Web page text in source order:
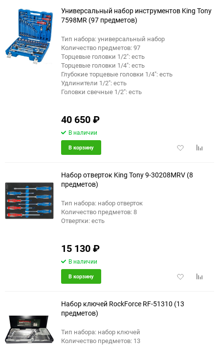
еще 2 фото
Универсальный набор инструментов King Tony
7598MR (97 предметов)
Тип набора: универсальный набор
Количество предметов: 97
Торцевые головки 1/2": есть
Торцевые головки 1/4": есть
Глубокие торцевые головки 1/4": есть
Удлинители 1/2": есть
Головки свечные 1/2": есть
40 650₽
В наличии
Добавить
В корзину
Набор отверток King Tony 9-30208MRV (8
предметов)
Тип набора: набор отверток
Количество предметов: 8
Отвертки: есть
15 130₽
В наличии
Добавить
В корзину
еще 1 фото
Набор ключей RockForce RF-51310 (13
предметов)
Тип набора: набор ключей
Количество предметов: 13